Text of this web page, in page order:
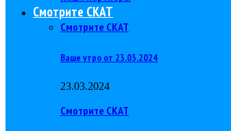
Смотрите СКАТ
Смотрите СКАТ
Ваше утро от 23.03.2024
23.03.2024
Смотрите СКАТ